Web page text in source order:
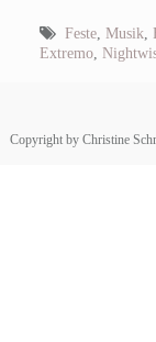
Feste, Musik
Extremo,
Copyright by Christine